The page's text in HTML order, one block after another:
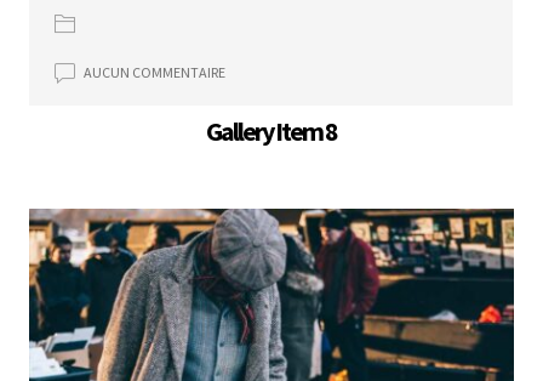
AUCUN COMMENTAIRE
Gallery Item 8